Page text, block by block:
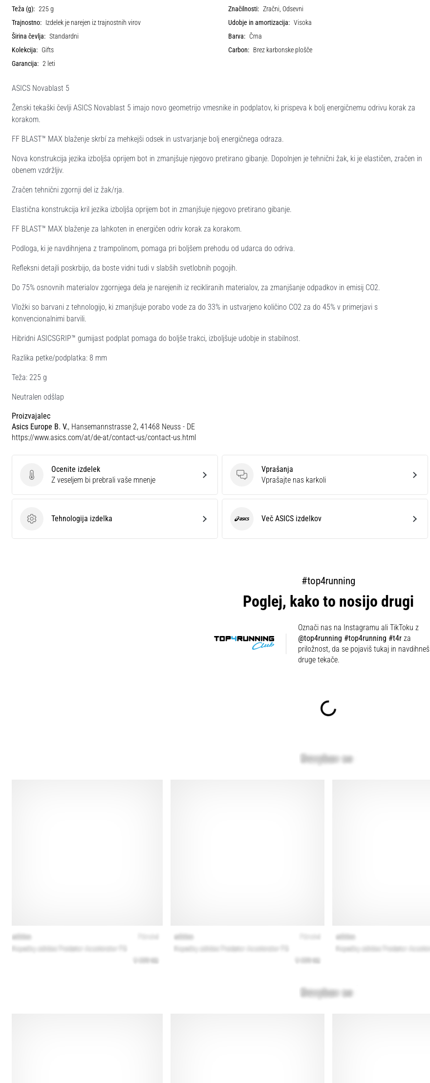
Teža (g): 225 g Značilnosti: Zračni, Odsevni
Trajnostno: Izdelek je narejen iz trajnostnih virov Udobje in amortizacija: Visoka
Širina čevlja: Standardni Barva: Črna
Kolekcija: Gifts Carbon: Brez karbonske plošče
Garancija: 2 leti
ASICS Novablast 5
Ženski tekaški čevlji ASICS Novablast 5 imajo novo geometrijo vmesnike in podplatov, ki prispeva k bolj energičnemu odrivu korak za
korakom.
FF BLAST™ MAX blaženje skrbí za mehkejši odsek in ustvarjanje bolj energičnega odraza.
Nova konstrukcija jezika izboljša oprijem bot in zmanjšuje njegovo pretirano gibanje. Dopolnjen je tehnični žak, ki je elastičen, zračen in
obenem vzdržljiv.
Zračen tehnični zgornji del iz žak/rja.
Elastična konstrukcija kril jezika izboljša oprijem bot in zmanjšuje njegovo pretirano gibanje.
FF BLAST™ MAX blaženje za lahkoten in energičen odriv korak za korakom.
Podloga, ki je navdihnjena z trampolinom, pomaga pri boljšem prehodu od udarca do odriva.
Refleksni detajli poskrbijo, da boste vidni tudi v slabših svetlobnih pogojih.
Do 75% osnovnih materialov zgornjega dela je narejenih iz recikliranih materialov, za zmanjšanje odpadkov in emisij CO2.
Vložki so barvani z tehnologijo, ki zmanjšuje porabo vode za do 33% in ustvarjeno količino CO2 za do 45% v primerjavi s
konvencionalnimi barvili.
Hibridni ASICSGRIP™ gumijast podplat pomaga do boljše trakci, izboljšuje udobje in stabilnost.
Razlika petke/podplatka: 8 mm
Teža: 225 g
Neutralen odšlap
Proizvajalec
Asics Europe B. V., Hansemannstrasse 2, 41468 Neuss - DE
https://www.asics.com/at/de-at/contact-us/contact-us.html
Ocenite izdelek
Ocenite izdelek
Z veseljem bi prebrali vaše mnenje
Vprašanja
Vprašanja
Vprašajte nas karkoli
Tehnologija izdelka
Tehnologija izdelka ASICS Več ASICS izdelkov
#top4running
Poglej, kako to nosijo drugi
Označi nas na Instagramu ali TikToku z
@top4running #top4running #t4r za
priložnost, da se pojaviš tukaj in navdihneš
druge tekače.